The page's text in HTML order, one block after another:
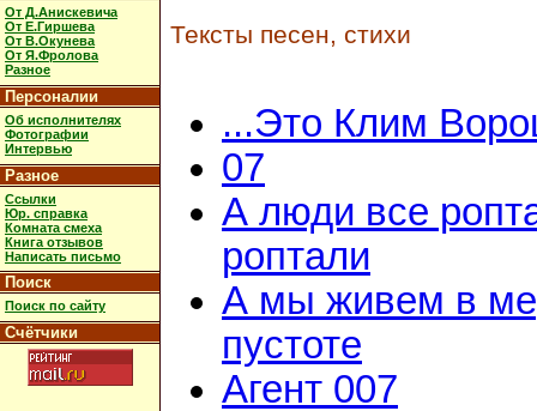
От Д.Анискевича
От Е.Гиршева
От В.Окунева
От Я.Фролова
Разное
Персоналии
Об исполнителях
Фотографии
Интервью
Разное
Ссылки
Юр. справка
Комната смеха
Книга отзывов
Написать письмо
Поиск
Поиск по сайту
Счётчики
Тексты песен, стихи
...Это Клим
07
А люди все
роптали
А мы живем в
пустоте
Агент 007